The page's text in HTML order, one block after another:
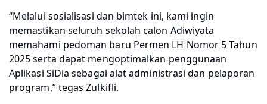
“Melalui sosialisasi dan bimtek ini, kami ingin
memastikan seluruh sekolah calon Adiwiyata
memahami pedoman baru Permen LH Nomor 5 Tahun
2025 serta dapat mengoptimalkan penggunaan
Aplikasi SiDia sebagai alat administrasi dan pelaporan
program,” tegas Zulkifli.